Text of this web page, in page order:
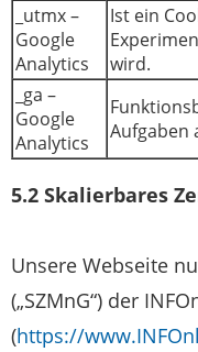
_utmx –
Google
Analytics
Ist ein
wird.
_ga –
Google
Analytics
Aufgaben
5.2 Skalierbares
Unsere Webseite
(„SZMnG“) der
(https://